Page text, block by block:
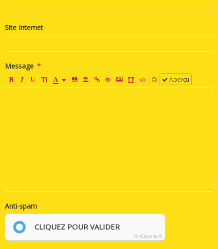
Site Internet
Message
Aperçu
Anti-spam
CLIQUEZ POUR VALIDER
IconCaptcha ©